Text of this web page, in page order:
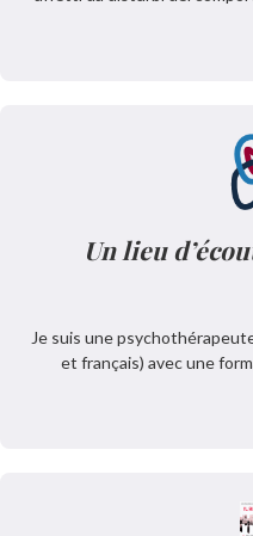
Un lieu
Je suis une
et français) avec une